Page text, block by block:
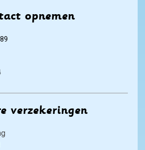
opnemen
verzekeringen